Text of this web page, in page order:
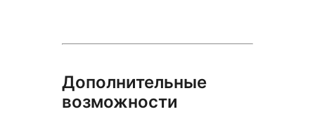
Дополнительные
возможности